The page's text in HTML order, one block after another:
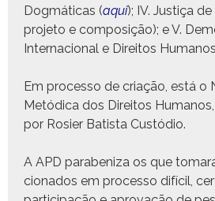
Dog­máti­cas (aqui); IV. Justiça
pro­je­to e com­posição); e V.
Inter­na­cional e Dire­itos
Em proces­so de cri­ação, está o
Metódi­ca dos Dire­itos
por Rosier Batista Custódio.
A APD parab­eniza os que
ciona­dos em proces­so difí­cil,